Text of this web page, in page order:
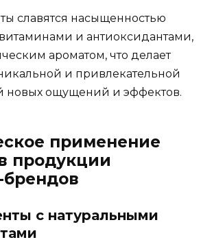
славятся насыщенностью
и антиоксидантами,
ароматом, что делает
и привлекательной
новых ощущений и эффектов.
применение
продукции
с натуральными